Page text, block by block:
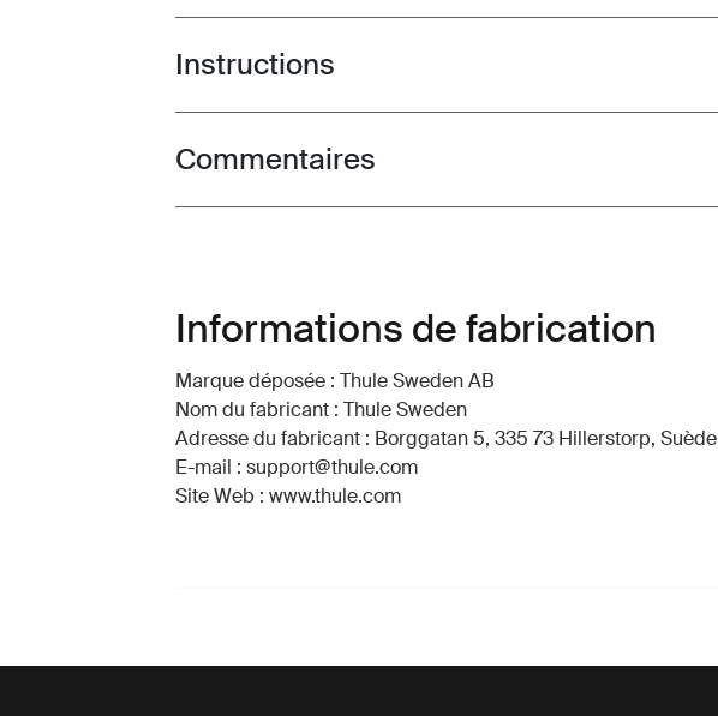
Toggle guides and instructions
Instructions
Toggle overview
Commentaires
Informations de fabrication
Marque déposée : Thule Sweden AB
Nom du fabricant : Thule Sweden
Adresse du fabricant : Borggatan 5, 335 73 Hillerstorp, Suède
E-mail : support@thule.com
Site Web : www.thule.com